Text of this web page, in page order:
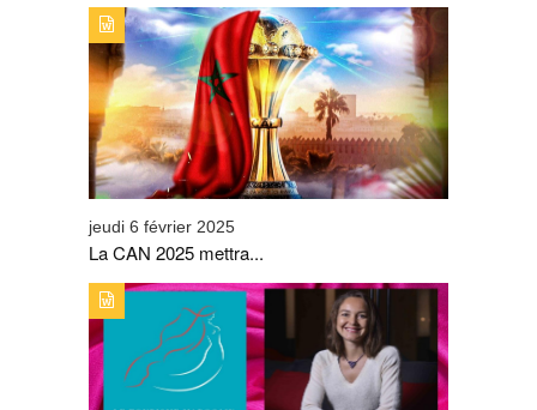
TYPE DE PUBLICATION : ALERTES_INFOSTITRE : LA
CAN 2025 METTRA SUR ORBITE LA DESTINATION
TOURISTIQUE MAROC
jeudi 6 février 2025
La CAN 2025 mettra...
TYPE DE PUBLICATION : ALERTES_INFOSTITRE : ALICE
RAHOU, UNE CARRIÈRE EN CRESCENDO.